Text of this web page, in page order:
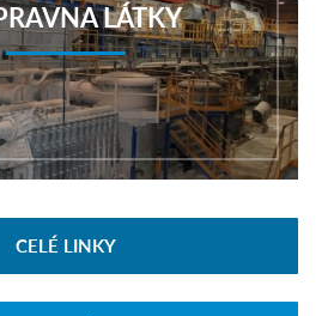
LÁTKY
CELÉ LINKY